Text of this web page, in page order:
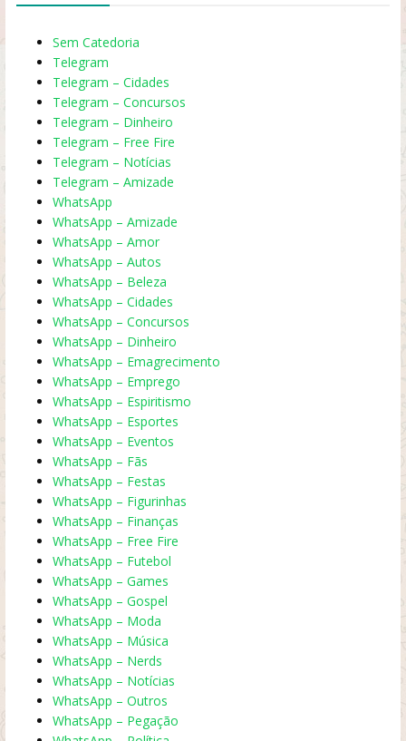
Sem Catedoria
Telegram
Telegram – Cidades
Telegram – Concursos
Telegram – Dinheiro
Telegram – Free Fire
Telegram – Notícias
Telegram – Amizade
WhatsApp
WhatsApp – Amizade
WhatsApp – Amor
WhatsApp – Autos
WhatsApp – Beleza
WhatsApp – Cidades
WhatsApp – Concursos
WhatsApp – Dinheiro
WhatsApp – Emagrecimento
WhatsApp – Emprego
WhatsApp – Espiritismo
WhatsApp – Esportes
WhatsApp – Eventos
WhatsApp – Fãs
WhatsApp – Festas
WhatsApp – Figurinhas
WhatsApp – Finanças
WhatsApp – Free Fire
WhatsApp – Futebol
WhatsApp – Games
WhatsApp – Gospel
WhatsApp – Moda
WhatsApp – Música
WhatsApp – Nerds
WhatsApp – Notícias
WhatsApp – Outros
WhatsApp – Pegação